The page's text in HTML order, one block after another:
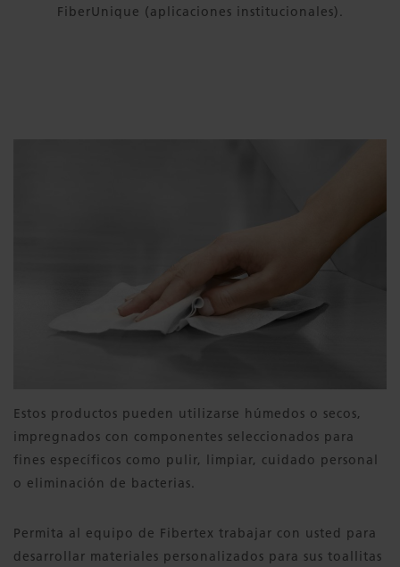
FiberUnique (aplicaciones institucionales).
Estos productos pueden utilizarse húmedos o secos,
impregnados con componentes seleccionados para
fines específicos como pulir, limpiar, cuidado personal
o eliminación de bacterias.
Permita al equipo de Fibertex trabajar con usted para
desarrollar materiales personalizados para sus toallitas